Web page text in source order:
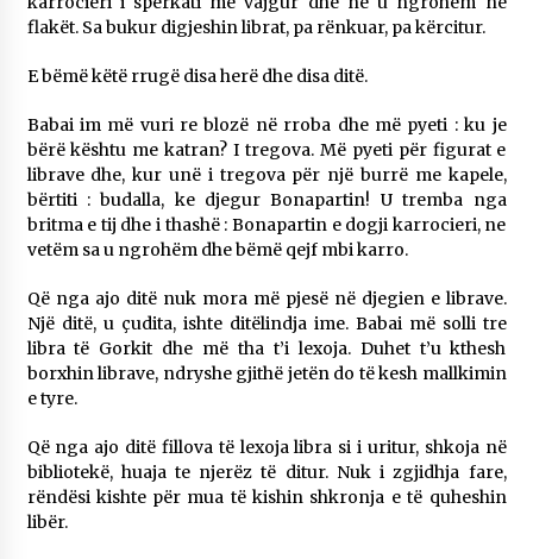
flakët. Sa bukur digjeshin librat, pa rënkuar, pa kërcitur.
E bëmë këtë rrugë disa herë dhe disa ditë.
Babai im më vuri re blozë në rroba dhe më pyeti : ku je
bërë kështu me katran? I tregova. Më pyeti për figurat e
librave dhe, kur unë i tregova për një burrë me kapele,
bërtiti : budalla, ke djegur Bonapartin! U tremba nga
britma e tij dhe i thashë : Bonapartin e dogji karrocieri, ne
vetëm sa u ngrohëm dhe bëmë qejf mbi karro.
Që nga ajo ditë nuk mora më pjesë në djegien e librave.
Një ditë, u çudita, ishte ditëlindja ime. Babai më solli tre
libra të Gorkit dhe më tha t’i lexoja. Duhet t’u kthesh
borxhin librave, ndryshe gjithë jetën do të kesh mallkimin
e tyre.
Që nga ajo ditë fillova të lexoja libra si i uritur, shkoja në
bibliotekë, huaja te njerëz të ditur. Nuk i zgjidhja fare,
rëndësi kishte për mua të kishin shkronja e të quheshin
libër.